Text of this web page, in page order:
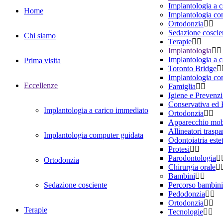
Home
Chi siamo
Prima visita
Eccellenze
Implantologia a carico immediato
Implantologia computer guidata
Ortodonzia
Sedazione cosciente
Terapie
Implantologia a
Implantologia
Ortodonzia
Sedazione
Terapie
Implantologia
Implantologia a
Toronto Bridge
Implantologia
Famiglia
Igiene e
Conservativa ed
Ortodonzia
Apparecchio
Allineatori
Odontoiatria
Protesi
Parodontologia
Chirurgia orale
Bambini
Percorso
Pedodonzia
Ortodonzia
Tecnologie